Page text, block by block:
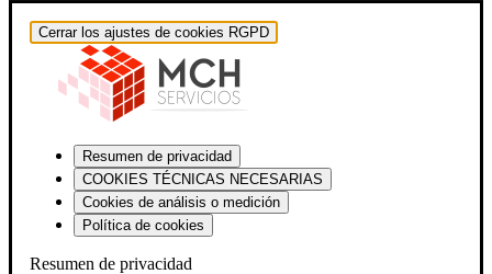
Cerrar los ajustes de cookies RGPD
Resumen de privacidad
COOKIES TÉCNICAS NECESARIAS
Cookies de análisis o medición
Política de cookies
Resumen de privacidad